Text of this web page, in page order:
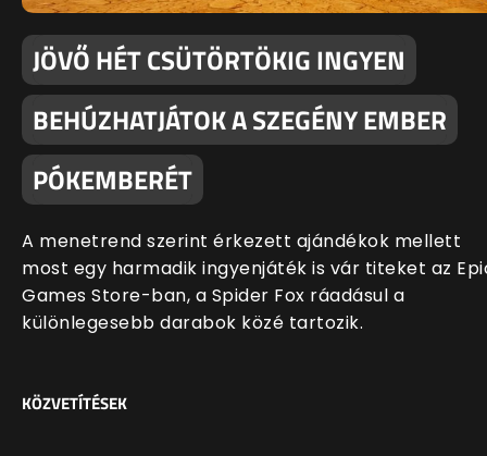
JÖVŐ HÉT CSÜTÖRTÖKIG INGYEN
BEHÚZHATJÁTOK A SZEGÉNY EMBER
PÓKEMBERÉT
A menetrend szerint érkezett ajándékok mellett
most egy harmadik ingyenjáték is vár titeket az
Games Store-ban, a Spider Fox ráadásul a
különlegesebb darabok közé tartozik.
KÖZVETÍTÉSEK